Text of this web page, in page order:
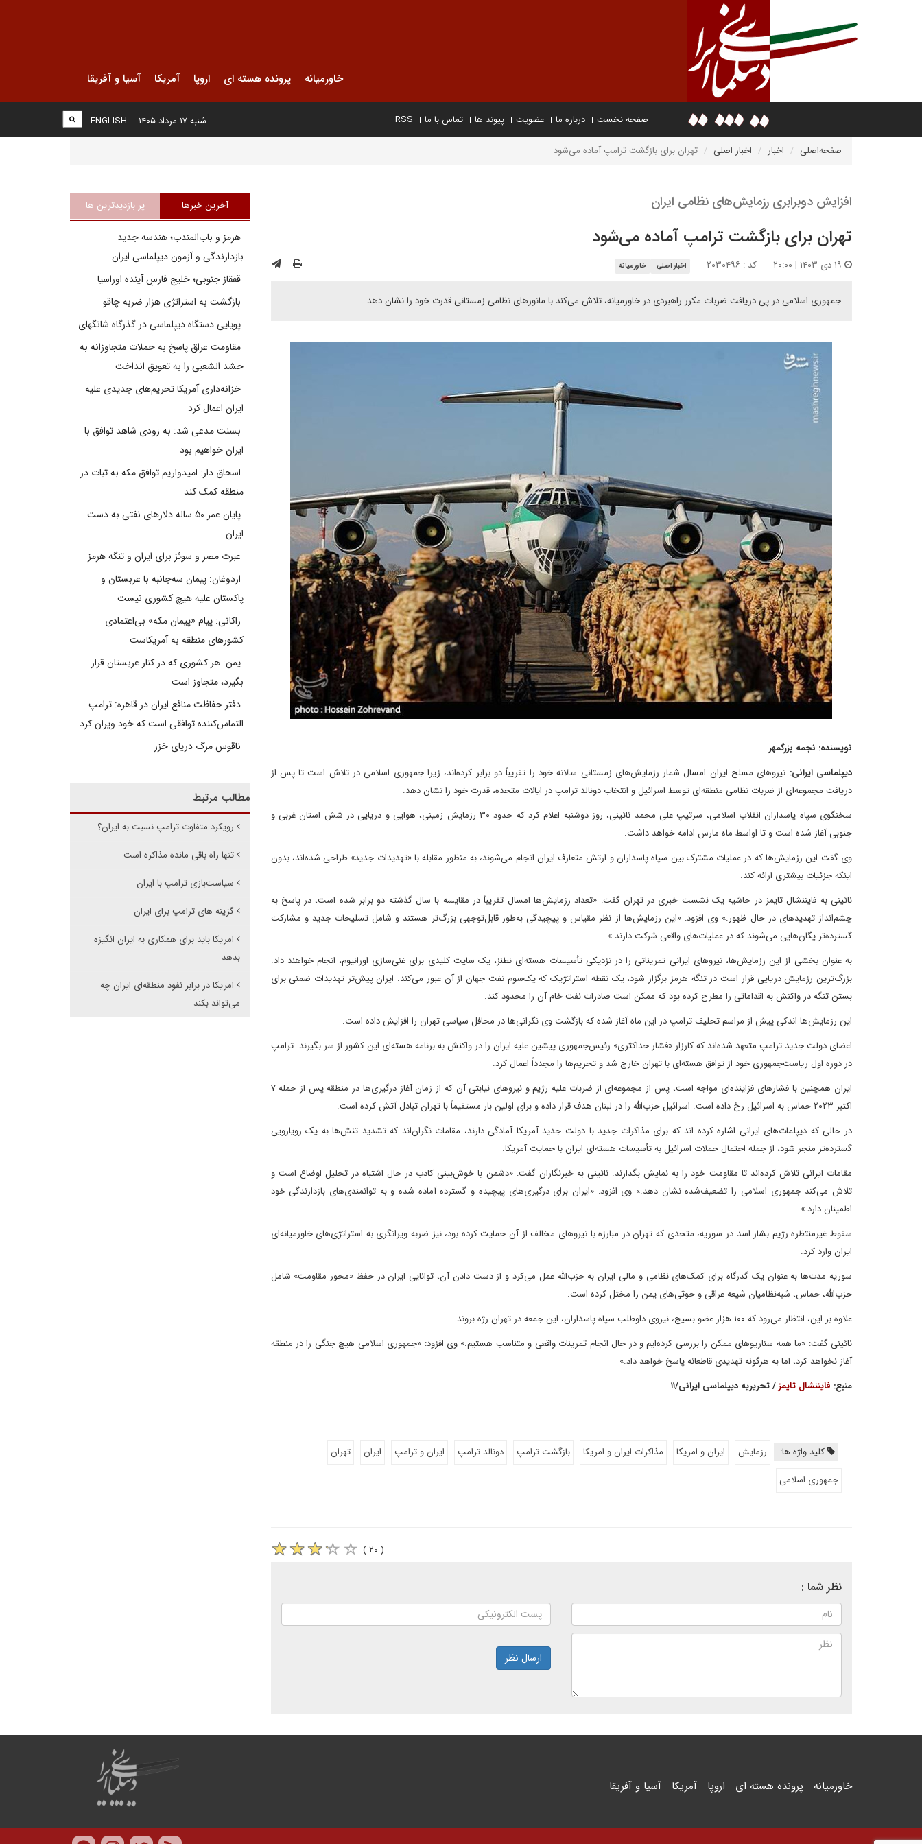
خاورمیانه پرونده هسته ای اروپا آمریکا آسیا و آفریقا
صفحه نخست درباره ما عضویت پیوند ها تماس با ما RSS
ENGLISH شنبه ۱۷ مرداد ۱۴۰۵
صفحه‌اصلی اخبار اخبار اصلی تهران برای بازگشت ترامپ آماده می‌شود
افزایش دوبرابری رزمایش‌های نظامی ایران
تهران برای بازگشت ترامپ آماده می‌شود
کد : ۲۰۳۰۴۹۶ اخبار اصلی خاورمیانه
جمهوری اسلامی در پی دریافت ضربات مکرر راهبردی در خاورمیانه، تلاش می‌کند با مانورهای نظامی زمستانی قدرت خود را نشان دهد.
نویسنده: نجمه بزرگمهر
دیپلماسی ایرانی: نیروهای مسلح ایران امسال شمار رزمایش‌های زمستانی سالانه خود را تقریباً دو برابر کرده‌اند، زیرا جمهوری اسلامی در تلاش است تا پس از
دریافت مجموعه‌ای از ضربات نظامی منطقه‌ای توسط اسرائیل و انتخاب دونالد ترامپ در ایالات متحده، قدرت خود را نشان دهد.
سخنگوی سپاه پاسداران انقلاب اسلامی، سرتیپ علی محمد نائینی، روز دوشنبه اعلام کرد که حدود ۳۰ رزمایش زمینی، هوایی و دریایی در شش استان غربی و
جنوبی آغاز شده است و تا اواسط ماه مارس ادامه خواهد داشت.
وی گفت این رزمایش‌ها که در عملیات مشترک بین سپاه پاسداران و ارتش متعارف ایران انجام می‌شوند، به منظور مقابله با «تهدیدات جدید» طراحی شده‌اند، بدون
اینکه جزئیات بیشتری ارائه کند.
نائینی به فایننشال تایمز در حاشیه یک نشست خبری در تهران گفت: «تعداد رزمایش‌ها امسال تقریباً در مقایسه با سال گذشته دو برابر شده است، در پاسخ به
چشم‌انداز تهدیدهای در حال ظهور.» وی افزود: «این رزمایش‌ها از نظر مقیاس و پیچیدگی به‌طور قابل‌توجهی بزرگ‌تر هستند و شامل تسلیحات جدید و مشارکت
گسترده‌تر یگان‌هایی می‌شوند که در عملیات‌های واقعی شرکت دارند.»
به عنوان بخشی از این رزمایش‌ها، نیروهای ایرانی تمریناتی را در نزدیکی تأسیسات هسته‌ای نطنز، یک سایت کلیدی برای غنی‌سازی اورانیوم، انجام خواهند داد.
بزرگ‌ترین رزمایش دریایی قرار است در تنگه هرمز برگزار شود، یک نقطه استراتژیک که یک‌سوم نفت جهان از آن عبور می‌کند. ایران پیش‌تر تهدیدات ضمنی برای
بستن تنگه در واکنش به اقداماتی را مطرح کرده بود که ممکن است صادرات نفت خام آن را محدود کند.
این رزمایش‌ها اندکی پیش از مراسم تحلیف ترامپ در این ماه آغاز شده که بازگشت وی نگرانی‌ها در محافل سیاسی تهران را افزایش داده است.
اعضای دولت جدید ترامپ متعهد شده‌اند که کارزار «فشار حداکثری» رئیس‌جمهوری پیشین علیه ایران را در واکنش به برنامه هسته‌ای این کشور از سر بگیرند. ترامپ
در دوره اول ریاست‌جمهوری خود از توافق هسته‌ای با تهران خارج شد و تحریم‌ها را مجدداً اعمال کرد.
ایران همچنین با فشارهای فزاینده‌ای مواجه است، پس از مجموعه‌ای از ضربات علیه رژیم و نیروهای نیابتی آن که از زمان آغاز درگیری‌ها در منطقه پس از حمله ۷
اکتبر ۲۰۲۳ حماس به اسرائیل رخ داده است. اسرائیل حزب‌الله را در لبنان هدف قرار داده و برای اولین بار مستقیماً با تهران تبادل آتش کرده است.
در حالی که دیپلمات‌های ایرانی اشاره کرده اند که برای مذاکرات جدید با دولت جدید آمریکا آمادگی دارند، مقامات نگران‌اند که تشدید تنش‌ها به یک رویارویی
گسترده‌تر منجر شود، از جمله احتمال حملات اسرائیل به تأسیسات هسته‌ای ایران با حمایت آمریکا.
مقامات ایرانی تلاش کرده‌اند تا مقاومت خود را به نمایش بگذارند. نائینی به خبرنگاران گفت: «دشمن با خوش‌بینی کاذب در حال اشتباه در تحلیل اوضاع است و
تلاش می‌کند جمهوری اسلامی را تضعیف‌شده نشان دهد.» وی افزود: «ایران برای درگیری‌های پیچیده و گسترده آماده شده و به توانمندی‌های بازدارندگی خود
اطمینان دارد.»
سقوط غیرمنتظره رژیم بشار اسد در سوریه، متحدی که تهران در مبارزه با نیروهای مخالف از آن حمایت کرده بود، نیز ضربه ویرانگری به استراتژی‌های خاورمیانه‌ای
ایران وارد کرد.
سوریه مدت‌ها به عنوان یک گذرگاه برای کمک‌های نظامی و مالی ایران به حزب‌الله عمل می‌کرد و از دست دادن آن، توانایی ایران در حفظ «محور مقاومت» شامل
حزب‌الله، حماس، شبه‌نظامیان شیعه عراقی و حوثی‌های یمن را مختل کرده است.
علاوه بر این، انتظار می‌رود که ۱۰۰ هزار عضو بسیج، نیروی داوطلب سپاه پاسداران، این جمعه در تهران رژه بروند.
نائینی گفت: «ما همه سناریوهای ممکن را بررسی کرده‌ایم و در حال انجام تمرینات واقعی و متناسب هستیم.» وی افزود: «جمهوری اسلامی هیچ جنگی را در منطقه
آغاز نخواهد کرد، اما به هرگونه تهدیدی قاطعانه پاسخ خواهد داد.»
منبع: فایننشال تایمز/ تحریریه دیپلماسی ایرانی/۱۱
کلید واژه ها: رزمایش ایران و امریکا مذاکرات ایران و امریکا بازگشت ترامپ دونالد ترامپ ایران و ترامپ ایران
تهران
جمهوری اسلامی
( ۲۰ )
نظر شما :
ارسال نظر
آخرین خبرها پر بازدیدترین ها
هرمز و باب‌المندب؛ هندسه جدید
بازدارندگی و آزمون دیپلماسی ایران
قفقاز جنوبی؛ خلیج فارسِ آینده اوراسیا
بازگشت به استراتژی هزار ضربه چاقو
پویایی دستگاه دیپلماسی در گذرگاه شانگهای
مقاومت عراق پاسخ به حملات متجاوزانه به
حشد الشعبی را به تعویق انداخت
خزانه‌داری آمریکا تحریم‌های جدیدی علیه
ایران اعمال کرد
بسنت مدعی شد: به زودی شاهد توافق با
ایران خواهیم بود
اسحاق دار: امیدواریم توافق مکه به ثبات در
منطقه کمک کند
پایان عمر ۵۰ ساله دلارهای نفتی به دست
ایران
عبرت مصر و سوئز برای ایران و تنگه هرمز
اردوغان: پیمان سه‌جانبه با عربستان و
پاکستان علیه هیچ کشوری نیست
زاکانی: پیام «پیمان مکه» بی‌اعتمادی
کشورهای منطقه به آمریکاست
یمن: هر کشوری که در کنار عربستان قرار
بگیرد، متجاوز است
دفتر حفاظت منافع ایران در قاهره: ترامپ
التماس‌کننده توافقی است که خود ویران کرد
ناقوس مرگ دریای خزر
مطالب مرتبط
رویکرد متفاوت ترامپ نسبت به ایران؟
تنها راه باقی مانده مذاکره است
سیاست‌بازی ترامپ با ایران
گزینه های ترامپ برای ایران
امریکا باید برای همکاری به ایران انگیزه
بدهد
امریکا در برابر نفوذ منطقه‌ای ایران چه
می‌تواند بکند
خاورمیانه پرونده هسته ای اروپا آمریکا آسیا و آفریقا